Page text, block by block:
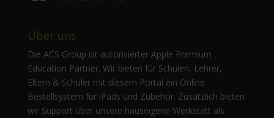
Über uns
Die ACS Group ist autorisierter Apple Premium
Education Partner. Wir bieten für Schulen, Lehrer,
Eltern & Schüler mit diesem Portal ein Online
Bestellsystem für iPads und Zubehör. Zusätzlich bieten
wir Support über unsere hauseigene Werkstatt als